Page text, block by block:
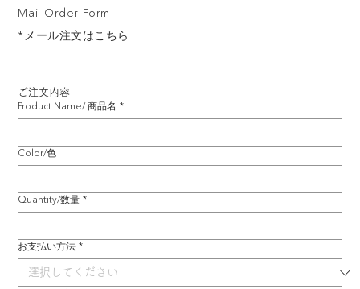
ご注文内容
Product Name/ 商品名 *
Color/色
Quantity/数量 *
お支払い方法 *
Mail Order Form
*メール注文はこちら